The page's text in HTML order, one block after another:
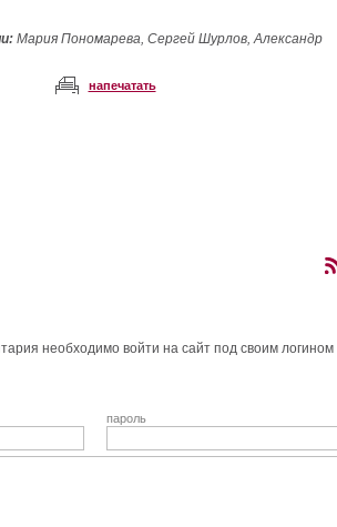
Мария Пономарева, Сергей Шурлов, Александр
напечатать
необходимо войти на сайт под своим логином
пароль